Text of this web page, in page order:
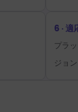
6 · 適
プラ
ジョン